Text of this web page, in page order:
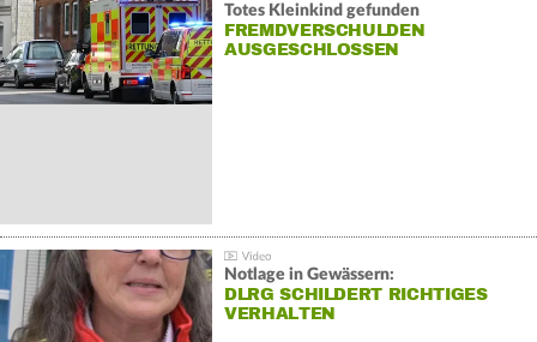
Totes Kleinkind gefunden
FREMDVERSCHULDEN
AUSGESCHLOSSEN
Notlage in Gewässern:
DLRG SCHILDERT RICHTIGES
VERHALTEN